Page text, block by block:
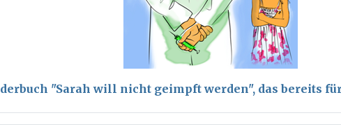
"Sarah will nicht geimpft werden", das bereits